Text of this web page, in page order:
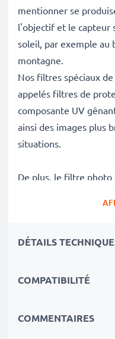
mentionner se
l'objectif et le capteur
soleil, par exemple au
montagne.
Nos filtres spéciaux
appelés filtres de
composante UV
ainsi des images plus
situations.
De plus, le filtre
objectif sans pour
DÉTAILS
COMPATIBILITÉ
COMMENTAIRES